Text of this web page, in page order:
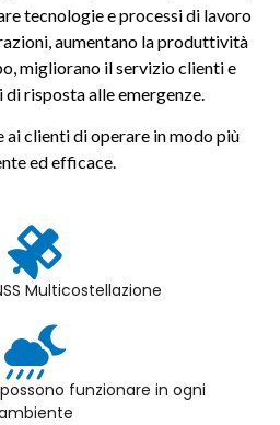
tecnologie e processi di lavoro
aumentano la produttività
migliorano il servizio clienti e
risposta alle emergenze.
ai clienti di operare in modo più
ed efficace.
Multicostellazione
funzionare in ogni